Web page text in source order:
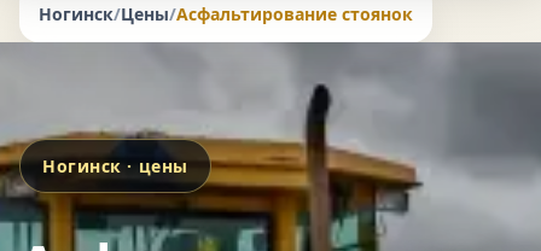
Ногинск/Цены/Асфальтирование стоянок
Ногинск · цены